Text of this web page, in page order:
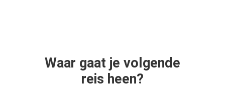
Podgorica
Waar gaat je volgende
reis heen?